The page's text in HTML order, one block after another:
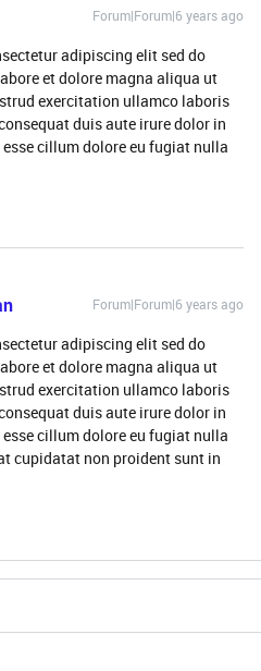
Forum|Forum|6 years ago
adipiscing elit sed do
et dolore magna aliqua ut
exercitation ullamco laboris
duis aute irure dolor in
cillum dolore eu fugiat nulla
Forum|Forum|6 years ago
adipiscing elit sed do
et dolore magna aliqua ut
exercitation ullamco laboris
duis aute irure dolor in
cillum dolore eu fugiat nulla
cupidatat non proident sunt in